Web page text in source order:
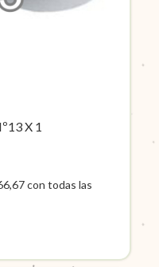
X 1
con todas las